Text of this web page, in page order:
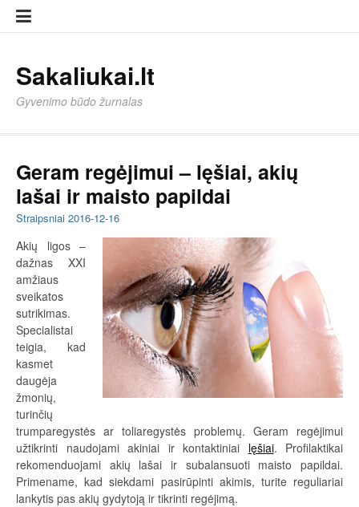
prie
Page
Page
Sakaliukai.lt
Gyvenimo būdo žurnalas
Geram regėjimui – lęšiai, akių
lašai ir maisto papildai
Straipsniai 2016-12-16
Akių ligos –
dažnas XXI
amžiaus
sveikatos
sutrikimas.
Specialistai
teigia, kad
kasmet
daugėja
žmonių,
turinčių
trumparegystės ar toliaregystės problemų. Geram regėjimui
užtikrinti naudojami akiniai ir kontaktiniai lęšiai. Profilaktikai
rekomenduojami akių lašai ir subalansuoti maisto papildai.
Primename, kad siekdami pasirūpinti akimis, turite reguliariai
lankytis pas akių gydytoją ir tikrinti regėjimą.